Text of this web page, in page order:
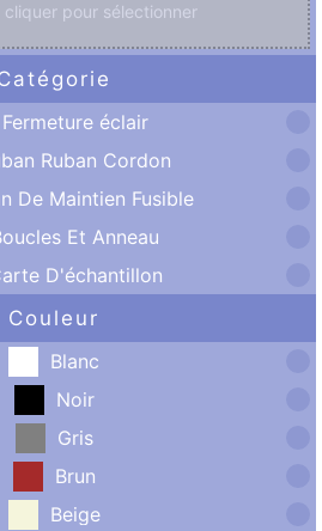
cliquer pour sélectionner
Fermeture éclair
Ruban Cordon
De Maintien Fusible
Et Anneau
D'échantillon
Couleur
Blanc
Noir
Gris
Brun
Beige